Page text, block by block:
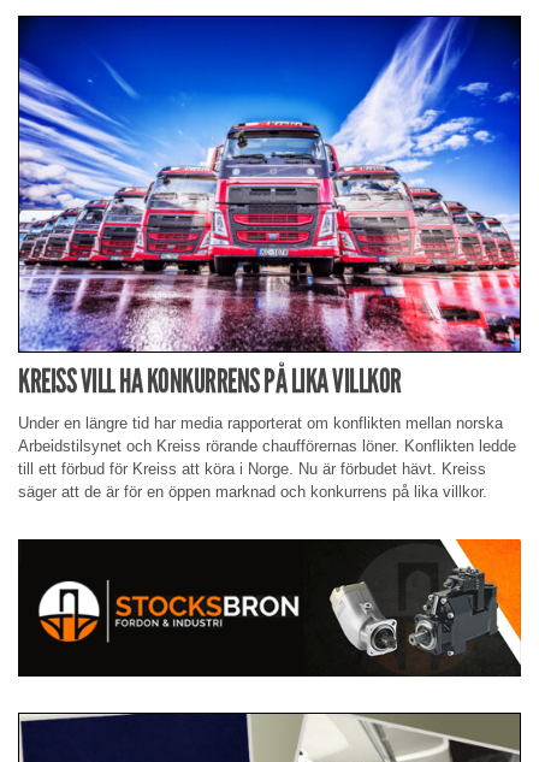
KREISS VILL HA KONKURRENS PÅ LIKA VILLKOR
Under en längre tid har media rapporterat om konflikten mellan norska
Arbeidstilsynet och Kreiss rörande chaufförernas löner. Konflikten ledde
till ett förbud för Kreiss att köra i Norge. Nu är förbudet hävt. Kreiss
säger att de är för en öppen marknad och konkurrens på lika villkor.